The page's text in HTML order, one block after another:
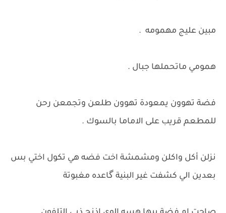
مبين عليج مهمومه .
همومي ماتحملها جبال .
فضة تهوون يمعودة تهوون طلعن وتجمعن رحن
للمطعم قريب على الاماما بالسوك .
نزلن أكل واكلن ومشمشة اخت فضه هي تكول اختي بس
بعدين الي كشفت غير البنية گاعده مغبوتة